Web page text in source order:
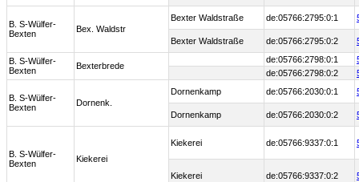
B. S-Wülfer-
Bexten
Bex. Waldstr
Bexter Waldstraße de:05766:2795:0:1
Bexter Waldstraße de:05766:2795:0:2
B. S-Wülfer-
Bexten
Bexterbrede
de:05766:2798:0:1
de:05766:2798:0:2
B. S-Wülfer-
Bexten
Dornenk.
Dornenkamp de:05766:2030:0:1
Dornenkamp de:05766:2030:0:2
B. S-Wülfer-
Bexten
Kiekerei
Kiekerei de:05766:9337:0:1
Kiekerei de:05766:9337:0:2